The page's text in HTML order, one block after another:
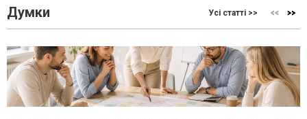
Думки Усі статті >>